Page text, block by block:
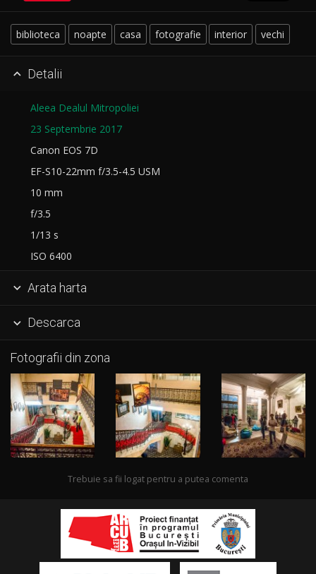
biblioteca noapte casa fotografie interior vechi
 Detalii
Aleea Dealul Mitropoliei
23 Septembrie 2017
Canon EOS 7D
EF-S10-22mm f/3.5-4.5 USM
10 mm
f/3.5
1/13 s
ISO 6400
 Arata harta
 Descarca
Fotografii din zona
Trebuie sa fii logat pentru a putea comenta